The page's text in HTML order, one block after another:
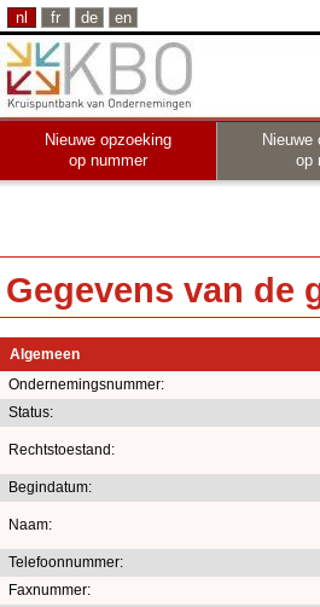
nl fr de en
Nieuwe opzoeking
op nummer
Nieuwe
op
Gegevens van de
Algemeen
Ondernemingsnummer:
Status:
Rechtstoestand:
Begindatum:
Naam:
Telefoonnummer:
Faxnummer: